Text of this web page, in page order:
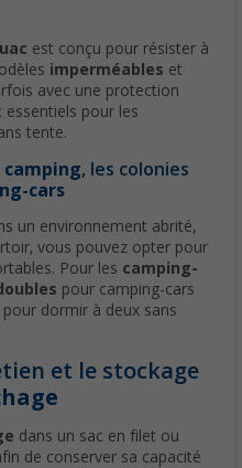
est conçu pour résister à
imperméables et
avec une protection
essentiels pour les
tente.
camping, les colonies
cars
un environnement abrité,
vous pouvez opter pour
Pour les camping-
pour camping-cars
dormir à deux sans
et le stockage
dans un sac en filet ou
de conserver sa capacité